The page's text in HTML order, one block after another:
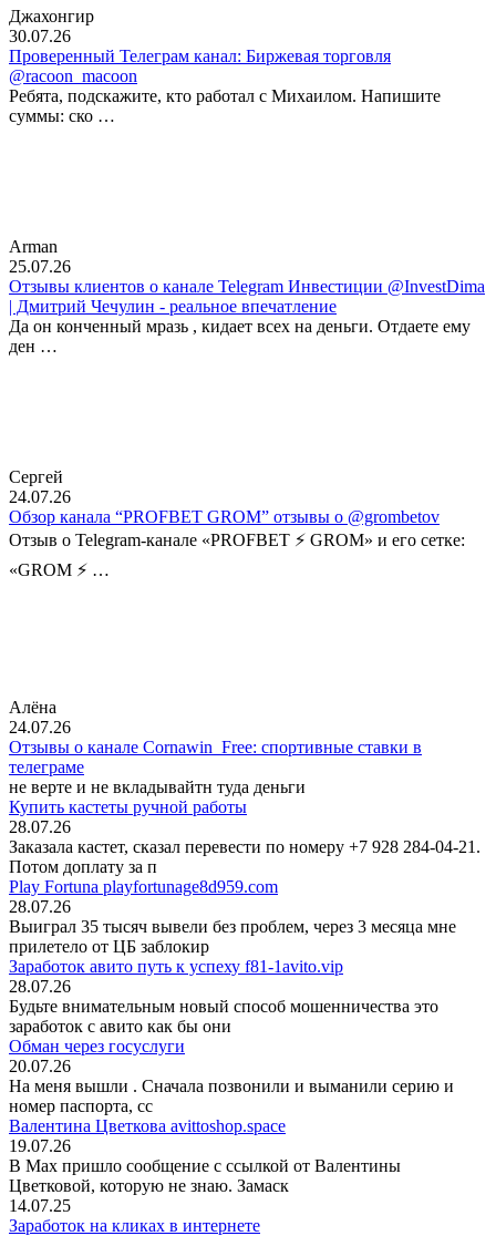
Джахонгир
30.07.26
Проверенный Телеграм канал: Биржевая торговля
@racoon_macoon
Ребята, подскажите, кто работал с Михаилом. Напишите
суммы: ско …
Arman
25.07.26
Отзывы клиентов о канале Telegram Инвестиции @InvestDima
| Дмитрий Чечулин - реальное впечатление
Да он конченный мразь , кидает всех на деньги. Отдаете ему
ден …
Сергей
24.07.26
Обзор канала “PROFBET GROM” отзывы о @grombetov
Отзыв о Telegram-канале «PROFBET ⚡️ GROM» и его сетке:
«GROM ⚡️ …
Алёна
24.07.26
Отзывы о канале Cornawin_Free: спортивные ставки в
телеграме
не верте и не вкладывайтн туда деньги
Купить кастеты ручной работы
28.07.26
Заказала кастет, сказал перевести по номеру +7 928 284-04-21.
Потом доплату за п
Play Fortuna playfortunage8d959.com
28.07.26
Выиграл 35 тысяч вывели без проблем, через 3 месяца мне
прилетело от ЦБ заблокир
Заработок авито путь к успеху f81-1avito.vip
28.07.26
Будьте внимательным новый способ мошенничества это
заработок с авито как бы они
Обман через госуслуги
20.07.26
На меня вышли . Сначала позвонили и выманили серию и
номер паспорта, сс
Валентина Цветкова avittoshop.space
19.07.26
В Мах пришло сообщение с ссылкой от Валентины
Цветковой, которую не знаю. Замаск
14.07.25
Заработок на кликах в интернете